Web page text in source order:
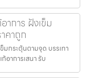
าการ ฝังเข็ม
คาถูก
มกระตุ้นตามจุด บรรเทา
อาการเสนา รับ